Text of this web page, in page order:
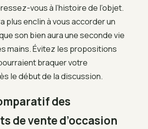
vous à l’histoire de l’objet.
plus enclin à vous accorder un
son bien aura une seconde vie
mains. Évitez les propositions
braquer votre
le début de la discussion.
des
de vente d’occasion